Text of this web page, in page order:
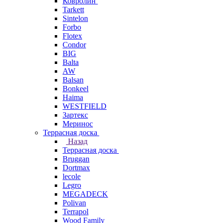
Tarkett
Sintelon
Forbo
Flotex
Condor
BIG
Balta
AW
Balsan
Bonkeel
Haima
WESTFIELD
Зартекс
Меринос
Террасная доска
Назад
Террасная доска
Bruggan
Dortmax
lecole
Legro
MEGADECK
Polivan
Terrapol
Wood Family